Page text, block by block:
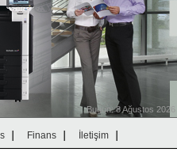
Finans İletişim